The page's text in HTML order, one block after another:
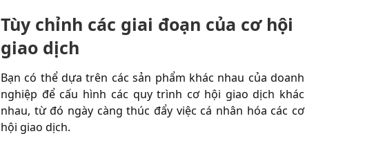
Tùy chỉnh các giai đoạn của cơ hội
giao dịch
Bạn có thể dựa trên các sản phẩm khác nhau của doanh
nghiệp để cấu hình các quy trình cơ hội giao dịch khác
nhau, từ đó ngày càng thúc đẩy việc cá nhân hóa các cơ
hội giao dịch.